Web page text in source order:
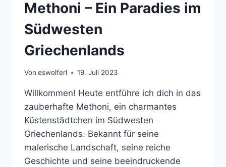
Methoni – Ein Paradies im
Südwesten
Griechenlands
Von eswolferl 19. Juli 2023
Willkommen! Heute entführe ich dich in das
zauberhafte Methoni, ein charmantes
Küstenstädtchen im Südwesten
Griechenlands. Bekannt für seine
malerische Landschaft, seine reiche
Geschichte und seine beeindruckende